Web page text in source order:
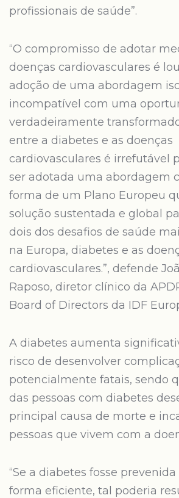
profissionais de saúde”.
“O compromisso de adotar
doenças cardiovasculares é
adoção de uma abordagem
incompatível com uma
verdadeiramente
entre a diabetes e as doenças
cardiovasculares é irrefutável
ser adotada uma abordagem
forma de um Plano Europeu
solução sustentada e global
dois dos desafios de saúde
na Europa, diabetes e as
cardiovasculares.”, defende
Raposo, diretor clínico da
Board of Directors da IDF
A diabetes aumenta
risco de desenvolver
potencialmente fatais, sendo
das pessoas com diabetes
principal causa de morte e
pessoas que vivem com a
“Se a diabetes fosse
forma eficiente, tal poderia